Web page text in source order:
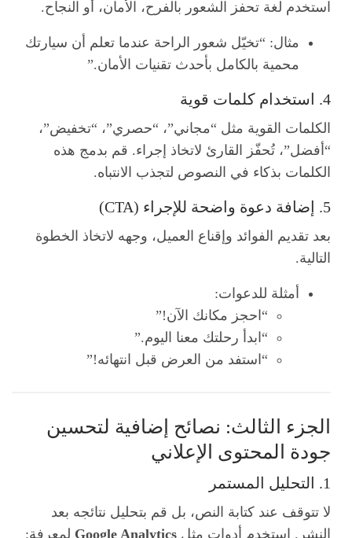
استخدم لغة تحفز الشعور بالفرح، الأمان، أو النجاح.
مثال: “تخيّل شعور الراحة عندما تعلم أن سيارتك
محمية بالكامل بأحدث تقنيات الأمان.”
4. استخدام كلمات قوية
الكلمات القوية مثل “مجاني”، “حصري”، “تخفيض”،
“أفضل”، تُحفّز القارئ لاتخاذ إجراء. قم بدمج هذه
الكلمات بذكاء في النصوص لتجذب الانتباه.
5. إضافة دعوة واضحة للإجراء (CTA)
بعد تقديم الفوائد وإقناع العميل، وجهه لاتخاذ الخطوة
التالية.
أمثلة للدعوات:
“احجز مكانك الآن!”
“ابدأ رحلتك معنا اليوم.”
“استفد من العرض قبل انتهائه!”
الجزء الثالث: نصائح إضافية لتحسين
جودة المحتوى الإعلاني
1. التحليل المستمر
لا تتوقف عند كتابة النص، بل قم بتحليل نتائجه بعد
النشر. استخدم أدوات مثل Google Analytics لمعرفة: